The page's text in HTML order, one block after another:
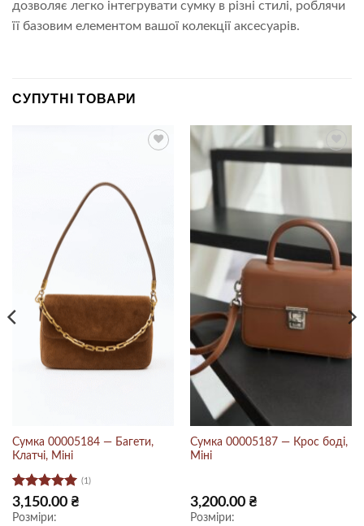
дозволяє легко інтегрувати сумку в різні стилі, роблячи
її базовим елементом вашої колекції аксесуарів.
СУПУТНІ ТОВАРИ
Сумка 00005184 — Багети,
Клатчі, Міні
Оцінено в
5з 5
(1)
3,150.00 ₴
Розміри:
Сумка 00005187 — Крос боді,
Міні
3,200.00 ₴
Розміри: